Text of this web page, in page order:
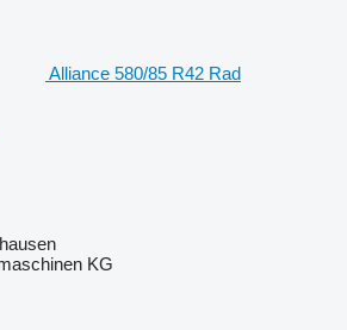
Alliance 580/85 R42 Rad
KG